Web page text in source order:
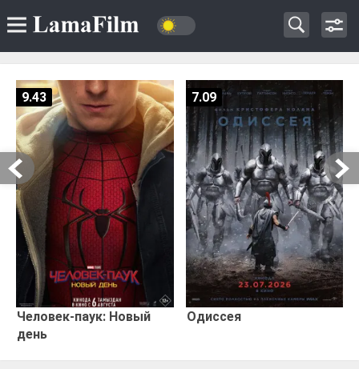
Человек-паук: Новый
день
9.43
Одиссея
7.09